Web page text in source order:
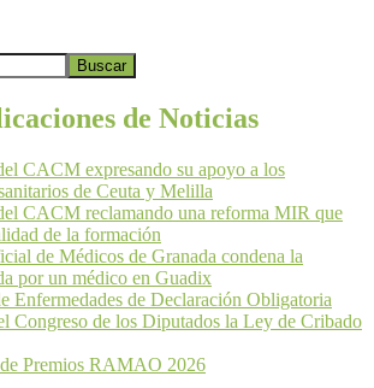
Buscar
de Noticias
CACM expresando su apoyo a los
de Ceuta y Melilla
CACM reclamando una reforma MIR que
de la formación
de Médicos de Granada condena la
por un médico en Guadix
Enfermedades de Declaración Obligatoria
Congreso de los Diputados la Ley de Cribado
Premios RAMAO 2026